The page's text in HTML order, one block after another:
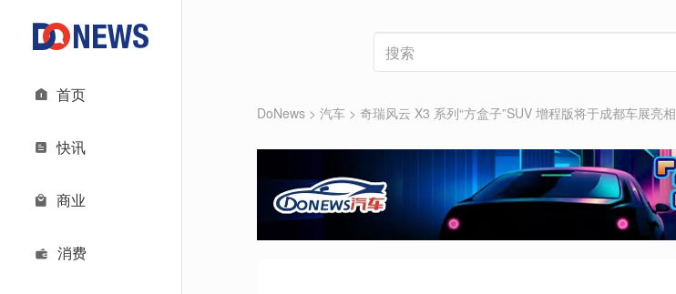
首页
快讯
商业
消费
DoNews > 汽车 > 奇瑞风云 X3 系列“方盒子”SUV 增程版将于成都车展亮相